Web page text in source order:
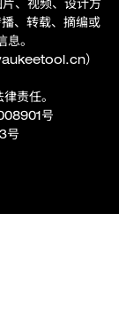
、转载、摘编或
。
）
责任。
号
号